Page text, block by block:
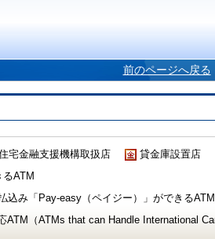
前のページへ戻る
宅金融支援機構取扱店
貸金庫設置店
ATM
込み「Pay-easy（ペイジー）」ができる
ATM（ATMs that can Handle International